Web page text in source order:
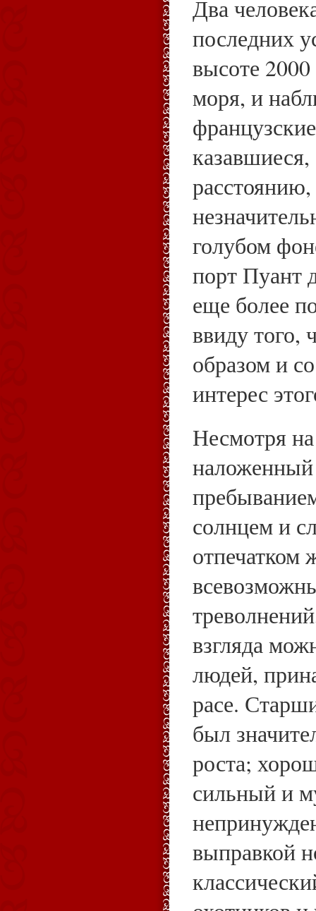
Два
последних
высоте
моря, и
казавшиеся,
голубом
порт Пуант
еще более
ввиду того,
образом и
интерес
Несмотря
солнцем и
отпечатком
взгляда
людей,
расе.
был
роста;
сильный и
выправкой